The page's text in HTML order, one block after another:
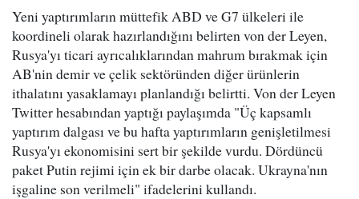
Yeni yaptırımların müttefik ABD ve G7 ülkeleri ile
koordineli olarak hazırlandığını belirten von der Leyen,
Rusya'yı ticari ayrıcalıklarından mahrum bırakmak için
AB'nin demir ve çelik sektöründen diğer ürünlerin
ithalatını yasaklamayı planlandığı belirtti. Von der Leyen
Twitter hesabından yaptığı paylaşımda "Üç kapsamlı
yaptırım dalgası ve bu hafta yaptırımların genişletilmesi
Rusya'yı ekonomisini sert bir şekilde vurdu. Dördüncü
paket Putin rejimi için ek bir darbe olacak. Ukrayna'nın
işgaline son verilmeli" ifadelerini kullandı.